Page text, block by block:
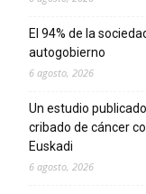
El 94% de la
autogobierno
6 agosto, 2026
Un estudio
cribado de cáncer
Euskadi
6 agosto, 2026